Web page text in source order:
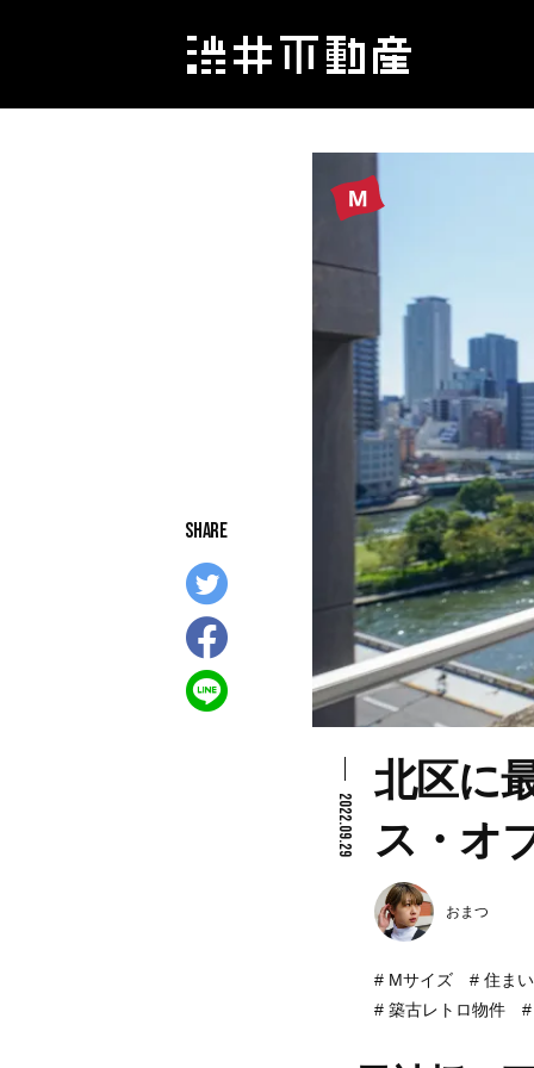
2022.09.29
北区に
ス・オ
おまつ
Mサイズ
住まい
築古レトロ物件